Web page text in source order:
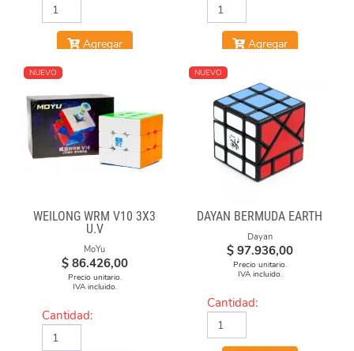
Agregar Agregar
NUEVO
WEILONG WRM V10 3X3
U.V
MoYu
$ 86.426,00
Precio unitario.
IVA incluido.
Cantidad:
NUEVO
DAYAN BERMUDA EARTH
Dayan
$ 97.936,00
Precio unitario.
IVA incluido.
Cantidad: